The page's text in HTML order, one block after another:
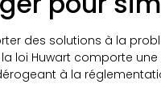
des solutions à la
loi Huwart comporte une
à la